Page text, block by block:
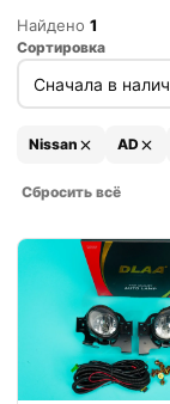
Найдено 1
Сортировка
Nissan AD
Сбросить всё